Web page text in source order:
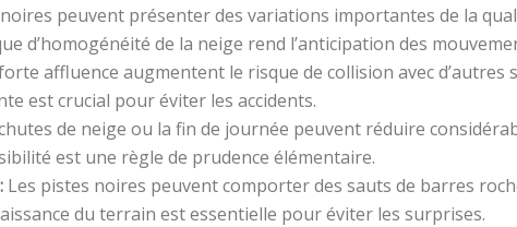
peuvent présenter des variations importantes de la
d’homogénéité de la neige rend l’anticipation des
affluence augmentent le risque de collision avec
est crucial pour éviter les accidents.
de neige ou la fin de journée peuvent réduire
est une règle de prudence élémentaire.
Les pistes noires peuvent comporter des sauts de barres
du terrain est essentielle pour éviter les surprises.